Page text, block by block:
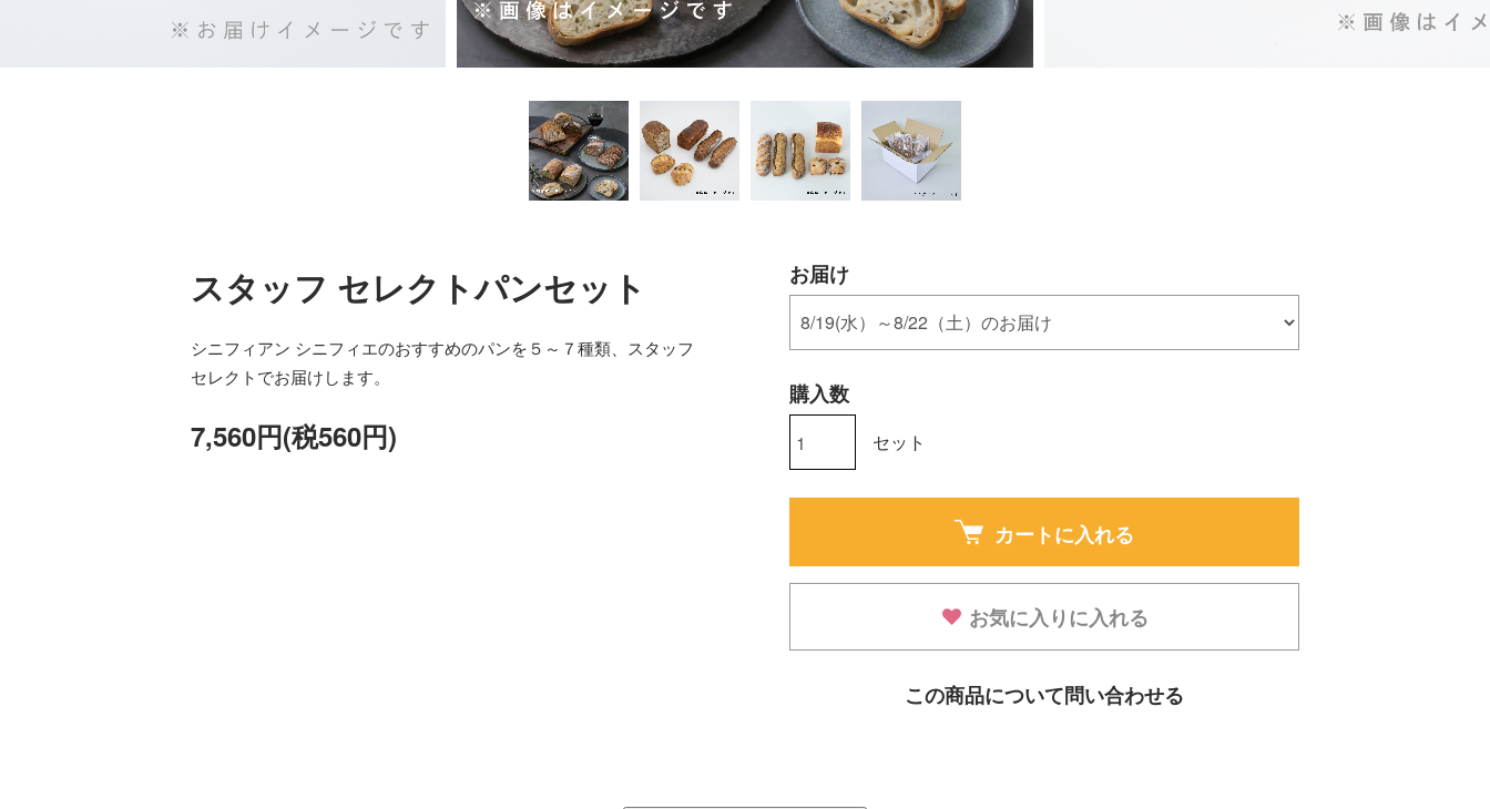
スタッフ セレクトパンセット
シニフィアン シニフィエのおすすめのパンを５～７種類、スタッフ
セレクトでお届けします。
7,560円(税560円)
お届け
購入数
セット
カートに入れる
お気に入りに入れる
この商品について問い合わせる